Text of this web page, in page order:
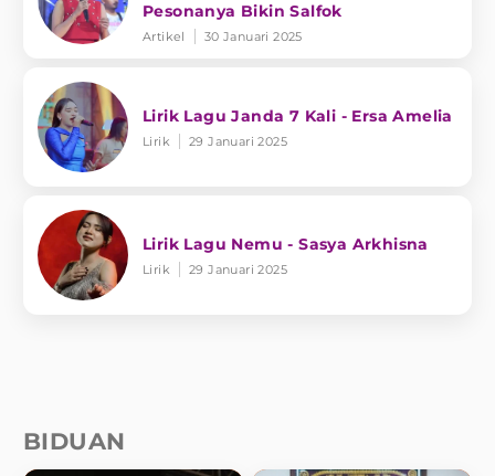
Pesonanya Bikin Salfok
Artikel 30 Januari 2025
Lirik Lagu Janda 7 Kali - Ersa Amelia
Lirik 29 Januari 2025
Lirik Lagu Nemu - Sasya Arkhisna
Lirik 29 Januari 2025
BIDUAN